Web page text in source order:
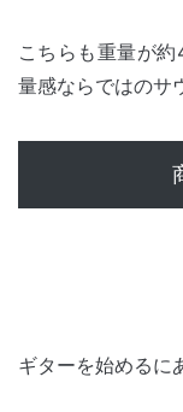
こちらも重量が
量感ならではのサ
ギターを始めるに